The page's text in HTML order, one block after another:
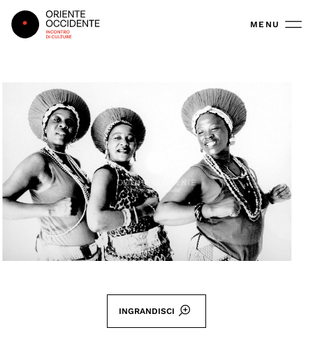
Oriente Occidente MENU
INGRANDISCI